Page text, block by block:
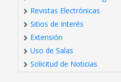
Revistas Electrónicas
Sitios de Interés
Extensión
Uso de Salas
Solicitud de Noticias